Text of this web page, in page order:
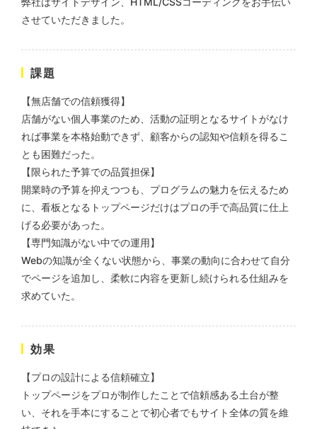
株式会社KDK様 コーポレート
サイト制作
#メーカー・製造業・工業・インフ
#HTML/CSSコーディング
#レスポンシブWebデザイン
杉野屋様 立春大福チラシ
印刷物 #食品・飲食 #チラシ
株式会社三共様 さんきょちゃ
んぬいぐるみ
#ぬいぐるみ
させていただきました。
課題
【無店舗での信頼獲得】
店舗がない個人事業のため、活動の証明となるサイトがなけ
れば事業を本格始動できず、顧客からの認知や信頼を得るこ
とも困難だった。
【限られた予算での品質担保】
開業時の予算を抑えつつも、プログラムの魅力を伝えるため
に、看板となるトップページだけはプロの手で高品質に仕上
げる必要があった。
【専門知識がない中での運用】
Webの知識が全くない状態から、事業の動向に合わせて自分
でページを追加し、柔軟に内容を更新し続けられる仕組みを
求めていた。
効果
【プロの設計による信頼確立】
トップページをプロが制作したことで信頼感ある土台が整
い、それを手本にすることで初心者でもサイト全体の質を維